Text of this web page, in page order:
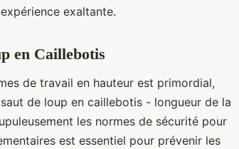
exaltante.
en Caillebotis
de travail en hauteur est primordial,
de loup en caillebotis - longueur de la
les normes de sécurité pour
est essentiel pour prévenir les